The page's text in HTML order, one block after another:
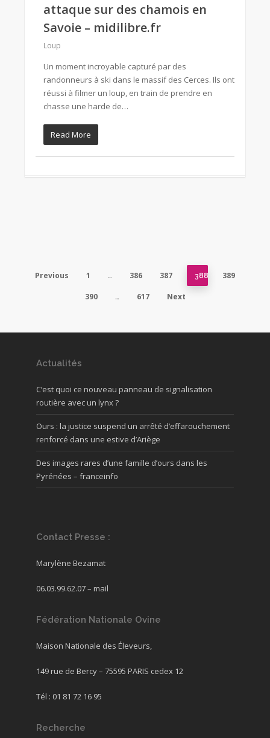
attaque sur des chamois en
Savoie – midilibre.fr
Loup
Un moment incroyable capturé par des
randonneurs à ski dans le massif des Cerces. Ils ont
réussi à filmer un loup, en train de prendre en
chasse une harde de…
Read More
Previous 1 … 386 387 388 389
390 … 617 Next
Actualités
C’est quoi ce nouveau panneau de signalisation
routière avec un lynx ?
Ours : la justice suspend un arrêté d’effarouchement
renforcé dans une estive d’Ariège
Des images rares d’une famille d’ours dans les
Pyrénées – franceinfo
Contact Presse :
Marylène Bezamat
06.03.99.62.07 – mail
Fédération Nationale Ovine
Maison Nationale des Éleveurs,
149 rue de Bercy – 75595 PARIS cedex 12
Tél : 01 81 72 16 95
Recherche